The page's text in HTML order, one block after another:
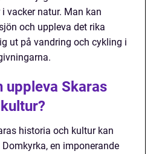
vacker natur. Man kan
och uppleva det rika
ut på vandring och cykling i
uppleva Skaras
historia och kultur kan
en imponerande